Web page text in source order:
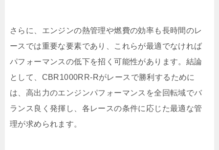
さらに、エンジンの熱管理や燃費の効率も長時間のレ
ースでは重要な要素であり、これらが最適でなければ
パフォーマンスの低下を招く可能性があります。結論
として、CBR1000RR-Rがレースで勝利するために
は、高出力のエンジンパフォーマンスを全回転域でバ
ランス良く発揮し、各レースの条件に応じた最適な管
理が求められます。